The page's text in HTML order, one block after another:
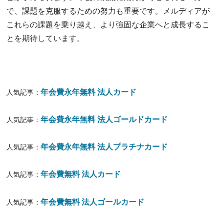
で、課題を克服するための努力も重要です。メルディアが
これらの課題を乗り越え、より強固な企業へと成長するこ
とを期待しています。
人気記事：年会費永年無料 法人カード
人気記事：年会費永年無料 法人ゴールドカード
人気記事：年会費永年無料 法人プラチナカード
人気記事：年会費無料 法人カード
人気記事：年会費無料 法人ゴールカード